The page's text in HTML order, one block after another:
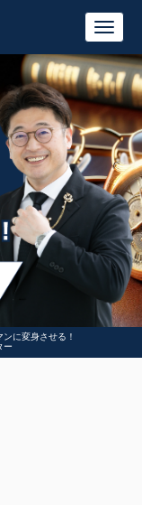
に変身させる！
ー